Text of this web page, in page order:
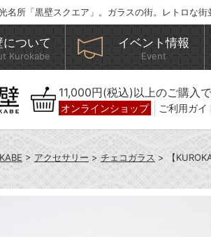
名所「黒壁スクエア」。ガラスの街。レトロな
について
Kurokabe
イベント情報
Event
11,000円(税込)以上のご購入で
オンラインショップ ご利用ガイ
> アクセサリー > チェコガラス > 【